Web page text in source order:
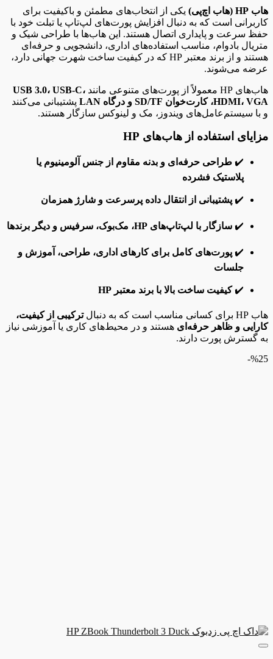
هاب HP (هاب اچ‌پی)
یکی از انتخاب‌های مطمئن و باکیفیت برای
کاربرانی است که به دنبال افزایش پورت‌های لپ‌تاپ یا تبلت خود با
حفظ سرعت و پایداری اتصال هستند. این هاب‌ها با طراحی شیک و
متریال با‌دوام، مناسب استفاده‌های اداری، دانشجویی و حرفه‌ای
هستند و از برند معتبر HP که در کیفیت ساخت شهرت جهانی دارد،
عرضه می‌شوند.
هاب‌های HP معمولاً از پورت‌های متنوعی مانند
USB 3.0، USB-C،
HDMI، VGA، کارت‌خوان SD/TF و درگاه LAN
پشتیبانی می‌کنند
و با سیستم‌عامل‌های ویندوز، مک و لینوکس سازگار هستند.
مزایای استفاده از هاب‌های HP
✔️ طراحی حرفه‌ای و بدنه مقاوم از جنس آلومینیوم یا
پلاستیک فشرده
✔️ پشتیبانی از انتقال داده پرسرعت و شارژ همزمان
✔️ سازگار با لپ‌تاپ‌های HP، مک‌بوک، سرفیس و دیگر برندها
✔️ پورت‌های کامل برای کارهای اداری، طراحی، آموزش و
جلسات
✔️کیفیت ساخت بالا با برند معتبر HP
هاب HP برای کسانی مناسب است که به دنبال
ترکیبی از کیفیت،
کارایی و ظاهر حرفه‌ای هستند و در محیط‌های کاری یا آموزشی نیاز
به گسترش پورت دارند.
%25-